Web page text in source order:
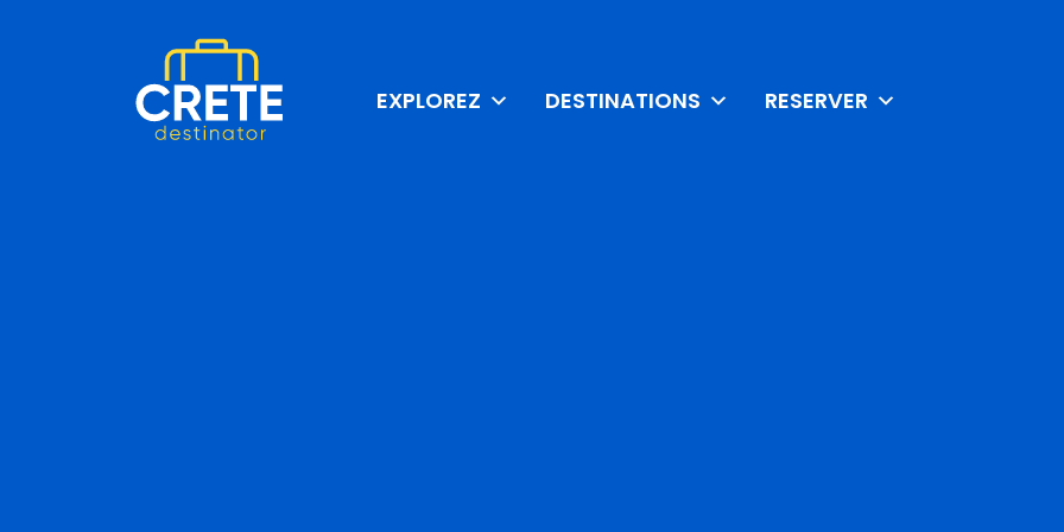
EXPLOREZ DESTINATIONS RESERVER